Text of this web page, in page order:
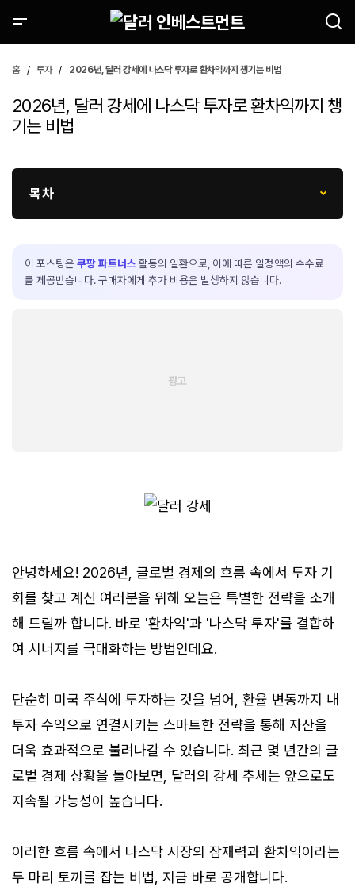
홈 투자 2026년, 달러 강세에 나스닥 투자로 환차익까지 챙기는 비법
2026년, 달러 강세에 나스닥 투자로 환차익까지 챙
기는 비법
목차
이 포스팅은 쿠팡 파트너스 활동의 일환으로, 이에 따른 일정액의 수수료
를 제공받습니다. 구매자에게 추가 비용은 발생하지 않습니다.
안녕하세요! 2026년, 글로벌 경제의 흐름 속에서 투자 기
회를 찾고 계신 여러분을 위해 오늘은 특별한 전략을 소개
해 드릴까 합니다. 바로 '환차익'과 '나스닥 투자'를 결합하
여 시너지를 극대화하는 방법인데요.
단순히 미국 주식에 투자하는 것을 넘어, 환율 변동까지 내
투자 수익으로 연결시키는 스마트한 전략을 통해 자산을
더욱 효과적으로 불려나갈 수 있습니다. 최근 몇 년간의 글
로벌 경제 상황을 돌아보면, 달러의 강세 추세는 앞으로도
지속될 가능성이 높습니다.
이러한 흐름 속에서 나스닥 시장의 잠재력과 환차익이라는
두 마리 토끼를 잡는 비법, 지금 바로 공개합니다.